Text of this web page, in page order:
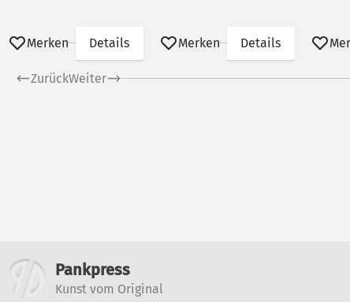
Merken Details Merken Details
ZurückWeiter
Weitere Informationen
Pankpress
Kunst vom Original